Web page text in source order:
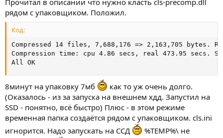
Прочитал в описании что нужно класть cls-precomp.dll
рядом с упаковщиком. Положил.
Код:
Compressed 14 files, 7,688,176 => 2,163,705 bytes.
Compression time: cpu 4.86 secs, real 473.95 secs.
All OK
8минут на упаковку 7мб
как то уж очень долго.
(Оказалось - из за запуска на внешнем хдд. Запустил на
SSD - понятно, всё быстро) Плюс - в этом режиме
временная папка создаётся рядом с упаковщиком. cls.ini
игнорится. Надо запускать на ССД
%TEMP%\ не